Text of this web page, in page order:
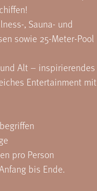
, Sauna- und
sowie 25-Meter-Pool
Alt – inspirierendes
Entertainment mit
pro Person
bis Ende.